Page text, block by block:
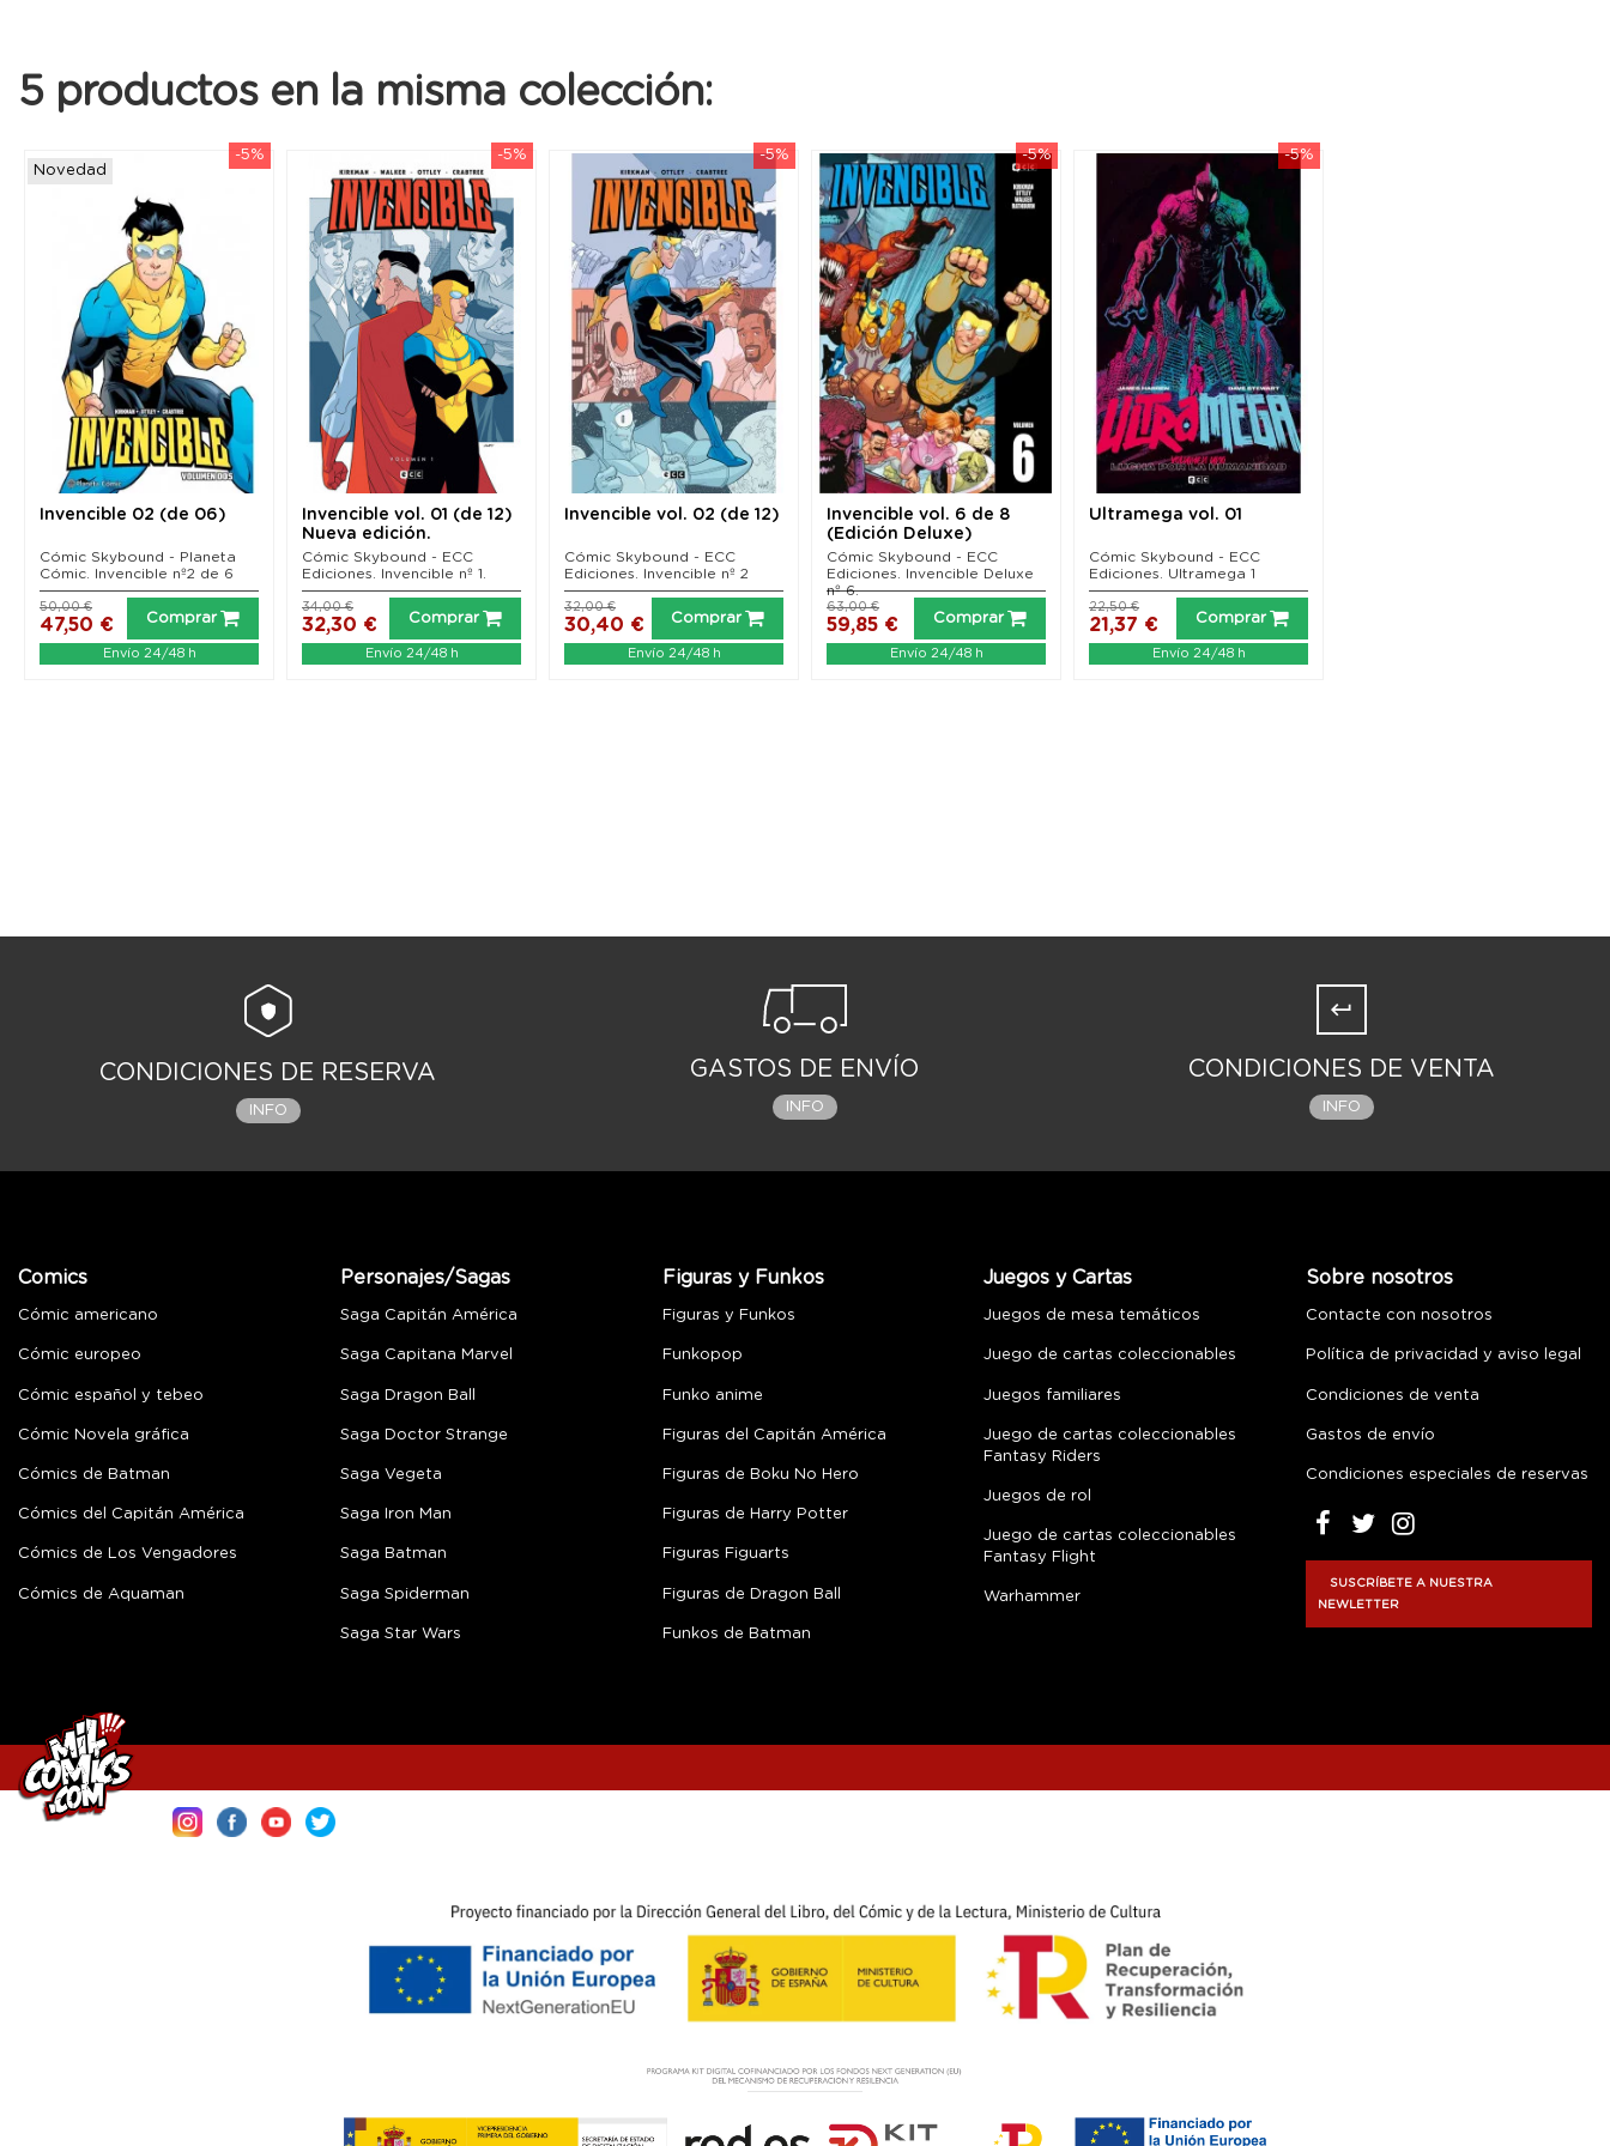
5 productos en la misma colección:
-5%
Novedad
Invencible 02 (de 06)
Cómic Skybound - Planeta
Cómic. Invencible nº2 de 6
47,50 €
50,00 €
Comprar
Envío 24/48 h
-5%
Invencible vol. 01 (de 12)
Nueva edición.
Cómic Skybound - ECC
Ediciones. Invencible nº 1.
32,30 €
34,00 €
Comprar
Envío 24/48 h
-5%
Invencible vol. 02 (de 12)
Cómic Skybound - ECC
Ediciones. Invencible nº 2
30,40 €
32,00 €
Comprar
Envío 24/48 h
-5%
Invencible vol. 6 de 8
(Edición Deluxe)
Cómic Skybound - ECC
Ediciones. Invencible Deluxe
nº 6.
59,85 €
63,00 €
Comprar
Envío 24/48 h
-5%
Ultramega vol. 01
Cómic Skybound - ECC
Ediciones. Ultramega 1
21,37 €
22,50 €
Comprar
Envío 24/48 h
CONDICIONES DE RESERVA
INFO
GASTOS DE ENVÍO
INFO
CONDICIONES DE VENTA
INFO
Comics
Cómic americano
Cómic europeo
Cómic español y tebeo
Cómic Novela gráfica
Cómics de Batman
Cómics del Capitán América
Cómics de Los Vengadores
Cómics de Aquaman
Personajes/Sagas
Saga Capitán América
Saga Capitana Marvel
Saga Dragon Ball
Saga Doctor Strange
Saga Vegeta
Saga Iron Man
Saga Batman
Saga Spiderman
Saga Star Wars
Figuras y Funkos
Figuras y Funkos
Funkopop
Funko anime
Figuras del Capitán América
Figuras de Boku No Hero
Figuras de Harry Potter
Figuras Figuarts
Figuras de Dragon Ball
Funkos de Batman
Juegos y Cartas
Juegos de mesa temáticos
Juego de cartas coleccionables
Juegos familiares
Juego de cartas coleccionables
Fantasy Riders
Juegos de rol
Juego de cartas coleccionables
Fantasy Flight
Warhammer
Sobre nosotros
Contacte con nosotros
Política de privacidad y aviso legal
Condiciones de venta
Gastos de envío
Condiciones especiales de reservas
SUSCRÍBETE A NUESTRA
NEWLETTER